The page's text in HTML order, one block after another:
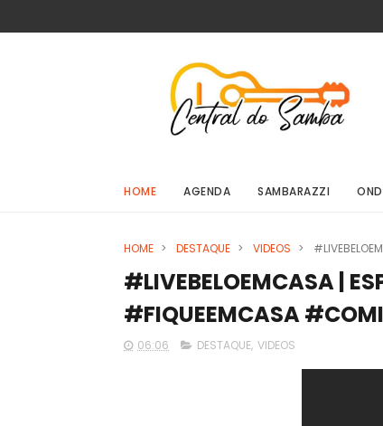
HOME AGENDA SAMBARAZZI
HOME > DESTAQUE > VIDEOS >
#LIVEBELOEMCASA |
#FIQUEEMCASA
06:06 DESTAQUE, VIDEOS